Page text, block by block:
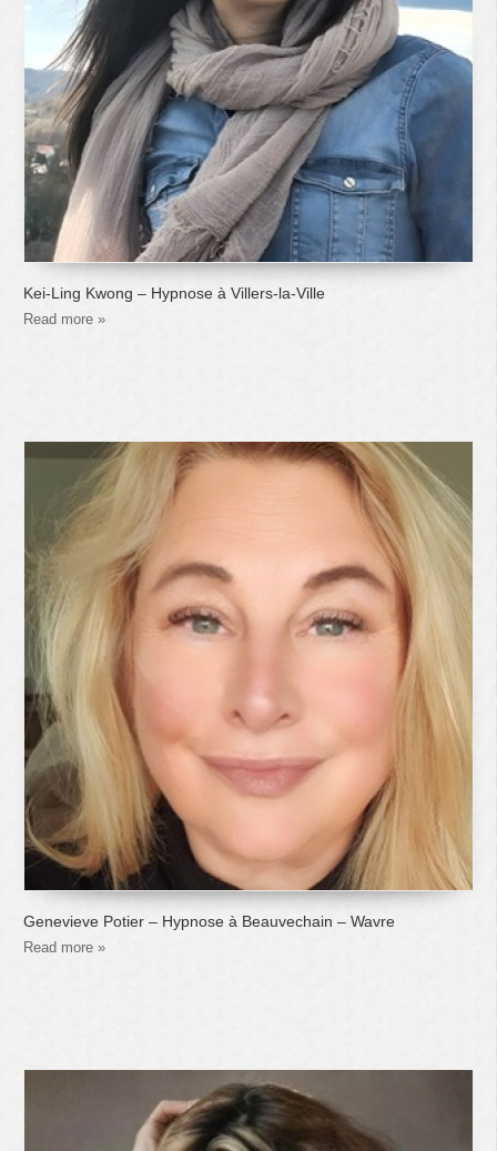
Kei-Ling Kwong – Hypnose à Villers-la-Ville
Read more »
Genevieve Potier – Hypnose à Beauvechain – Wavre
Read more »